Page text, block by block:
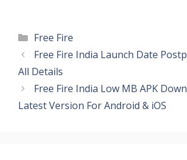
Categories
Free Fire
Free Fire India Launch Date
All Details
Free Fire India Low MB APK
Latest Version For Android & iOS